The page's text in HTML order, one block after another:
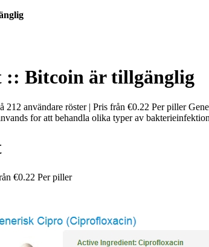
:: Bitcoin är tillgänglig
användare röster | Pris från €0.22 Per piller
for att behandla olika typer av
€0.22 Per piller